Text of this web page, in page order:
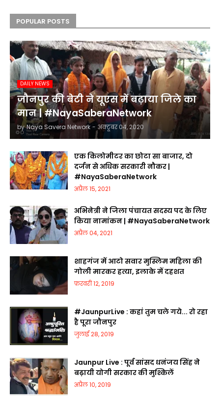
POPULAR POSTS
DAILY NEWS
जौनपुर की बेटी ने यूएस में बढ़ाया जिले का
मान | #NayaSaberaNetwork
by Naya Savera Network - अक्टूबर 04, 2020
एक किलोमीटर का छोटा सा बाजार, दो
दर्जन से अधिक सरकारी नौकर |
#NayaSaberaNetwork
अप्रैल 15, 2021
अभिनेत्री ने जिला पंचायत सदस्य पद के लिए
किया नामांकन | #NayaSaberaNetwork
अप्रैल 04, 2021
शाहगंज में आटो सवार मुस्लिम महिला की
गोली मारकर हत्या, इलाके में दहशत
फ़रवरी 12, 2019
#JaunpurLive : कहां तुम चले गये... रो रहा
है पूरा जौनपुर
जुलाई 28, 2019
Jaunpur Live : पूर्व सांसद धनंजय सिंह ने
बढ़ायी योगी सरकार की मुश्किलें
अप्रैल 10, 2019